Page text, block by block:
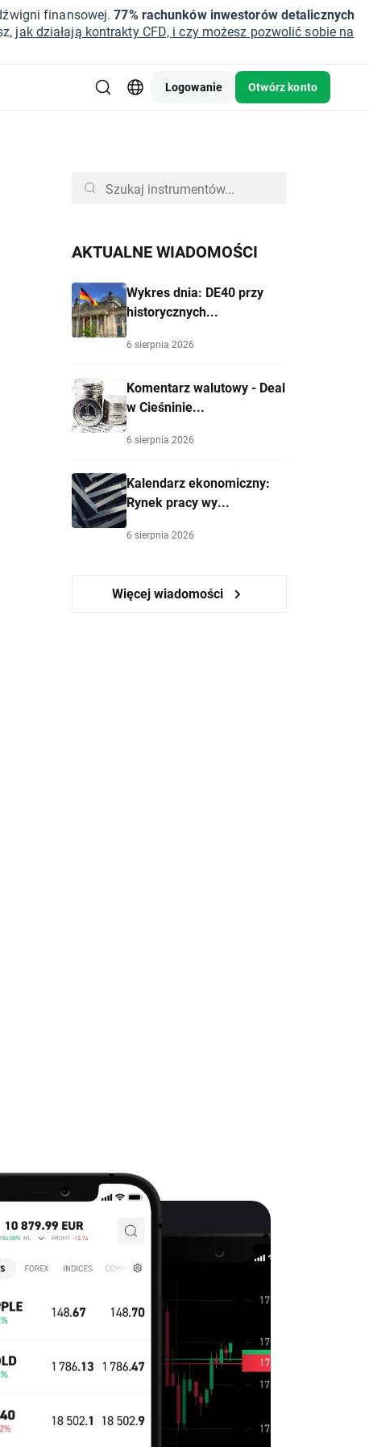
finansowej.77% rachunków inwestorów detalicznych
jak działają kontrakty CFD, i czy możesz pozwolić sobie na
Logowanie Otwórz konto
AKTUALNE WIADOMOŚCI
Wykres dnia: DE40 przy
historycznych...
6 sierpnia 2026
Komentarz walutowy - Deal
w Cieśninie...
6 sierpnia 2026
Kalendarz ekonomiczny:
Rynek pracy wy...
6 sierpnia 2026
Więcej wiadomości